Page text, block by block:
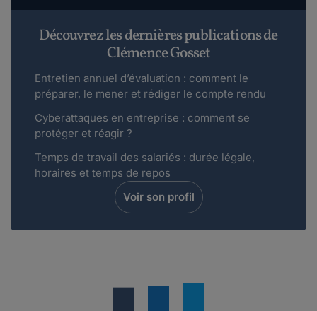
Découvrez les dernières publications de
Clémence Gosset
Entretien annuel d’évaluation : comment le
préparer, le mener et rédiger le compte rendu
Cyberattaques en entreprise : comment se
protéger et réagir ?
Temps de travail des salariés : durée légale,
horaires et temps de repos
Voir son profil